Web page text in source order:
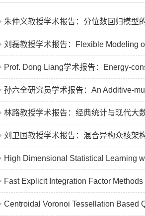
朱仲义教授学术报告：分位数回归模型
刘磊教授学术报告：Flexible Modeling
Prof. Dong Liang学术报告：Energy-
孙六全研究员学术报告：An Additive-
林路教授学术报告：经典统计与现代大
刘卫国教授学术报告：混合异构众核架
High Dimensional Statistical Learning
Fast Explicit Integration Factor
Centroidal Voronoi Tessellation Based